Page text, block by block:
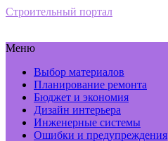
Строительный портал
Меню
Выбор материалов
Планирование ремонта
Бюджет и экономия
Дизайн интерьера
Инженерные системы
Ошибки и предупреждения